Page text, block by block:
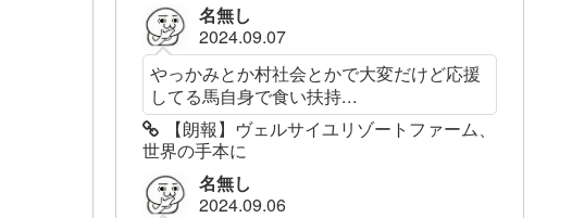
名無し
2024.09.07
やっかみとか村社会とかで大変だけど応援
してる馬自身で食い扶持...
【朗報】ヴェルサイユリゾートファーム、
世界の手本に
名無し
2024.09.06